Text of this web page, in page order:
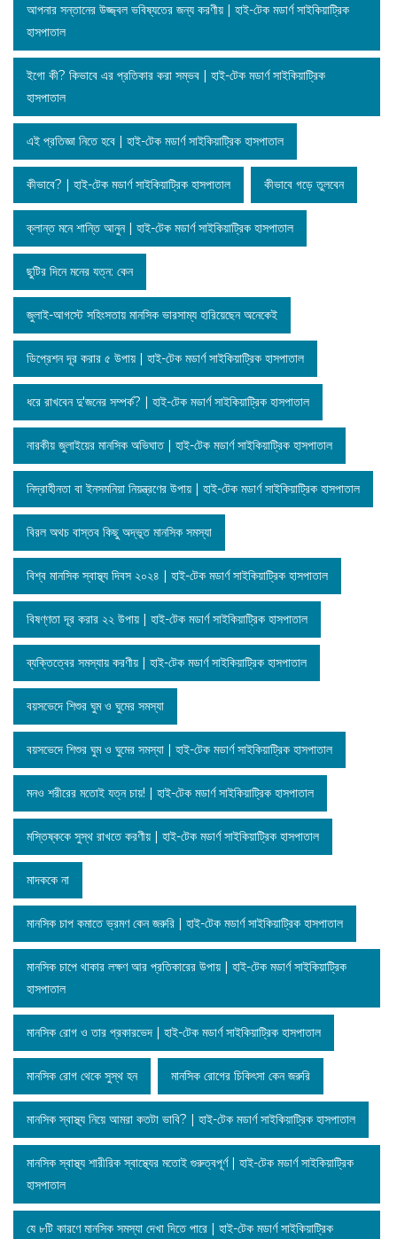
আপনার সন্তানের উজ্জ্বল ভবিষ্যতের জন্য করণীয় | হাই-টেক মডার্ণ সাইকিয়াট্রিক
হাসপাতাল
ইগো কী? কিভাবে এর প্রতিকার করা সম্ভব | হাই-টেক মডার্ণ সাইকিয়াট্রিক
হাসপাতাল
এই প্রতিজ্ঞা নিতে হবে | হাই-টেক মডার্ণ সাইকিয়াট্রিক হাসপাতাল
কীভাবে? | হাই-টেক মডার্ণ সাইকিয়াট্রিক হাসপাতাল কীভাবে গড়ে তুলবেন
ক্লান্ত মনে শান্তি আনুন | হাই-টেক মডার্ণ সাইকিয়াট্রিক হাসপাতাল
ছুটির দিনে মনের যত্ন: কেন
জুলাই-আগস্টে সহিংসতায় মানসিক ভারসাম্য হারিয়েছেন অনেকেই
ডিপ্রেশন দূর করার ৫ উপায় | হাই-টেক মডার্ণ সাইকিয়াট্রিক হাসপাতাল
ধরে রাখবেন দু'জনের সম্পর্ক? | হাই-টেক মডার্ণ সাইকিয়াট্রিক হাসপাতাল
নারকীয় জুলাইয়ের মানসিক অভিঘাত | হাই-টেক মডার্ণ সাইকিয়াট্রিক হাসপাতাল
নিদ্রাহীনতা বা ইনসমনিয়া নিয়ন্ত্রণের উপায় | হাই-টেক মডার্ণ সাইকিয়াট্রিক হাসপাতাল
বিরল অথচ বাস্তব কিছু অদ্ভূত মানসিক সমস্যা
বিশ্ব মানসিক স্বাস্থ্য দিবস ২০২৪ | হাই-টেক মডার্ণ সাইকিয়াট্রিক হাসপাতাল
বিষণ্ণতা দূর করার ২২ উপায় | হাই-টেক মডার্ণ সাইকিয়াট্রিক হাসপাতাল
ব্যক্তিত্বের সমস্যায় করণীয় | হাই-টেক মডার্ণ সাইকিয়াট্রিক হাসপাতাল
বয়সভেদে শিশুর ঘুম ও ঘুমের সমস্যা
বয়সভেদে শিশুর ঘুম ও ঘুমের সমস্যা | হাই-টেক মডার্ণ সাইকিয়াট্রিক হাসপাতাল
মনও শরীরের মতোই যত্ন চায়! | হাই-টেক মডার্ণ সাইকিয়াট্রিক হাসপাতাল
মস্তিষ্ককে সুস্থ রাখতে করণীয় | হাই-টেক মডার্ণ সাইকিয়াট্রিক হাসপাতাল
মাদককে না
মানসিক চাপ কমাতে ভ্রমণ কেন জরুরি | হাই-টেক মডার্ণ সাইকিয়াট্রিক হাসপাতাল
মানসিক চাপে থাকার লক্ষণ আর প্রতিকারের উপায় | হাই-টেক মডার্ণ সাইকিয়াট্রিক
হাসপাতাল
মানসিক রোগ ও তার প্রকারভেদ | হাই-টেক মডার্ণ সাইকিয়াট্রিক হাসপাতাল
মানসিক রোগ থেকে সুস্থ হন মানসিক রোগের চিকিৎসা কেন জরুরি
মানসিক স্বাস্থ্য নিয়ে আমরা কতটা ভাবি? | হাই-টেক মডার্ণ সাইকিয়াট্রিক হাসপাতাল
মানসিক স্বাস্থ্য শারীরিক স্বাস্থ্যের মতোই গুরুত্বপূর্ণ | হাই-টেক মডার্ণ সাইকিয়াট্রিক
হাসপাতাল
যে ৮টি কারণে মানসিক সমস্যা দেখা দিতে পারে | হাই-টেক মডার্ণ সাইকিয়াট্রিক